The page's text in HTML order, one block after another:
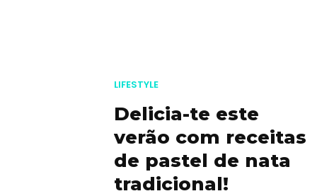
LIFESTYLE
Delicia-te este
verão com receitas
de pastel de nata
tradicional!